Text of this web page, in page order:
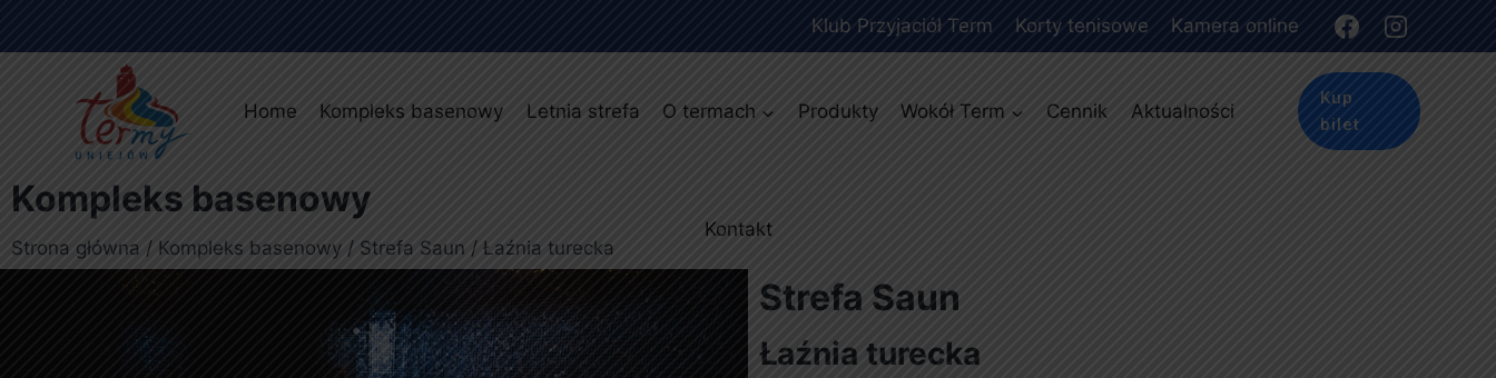
Klub Przyjaciół Term Korty tenisowe Kamera online
Home Kompleks basenowy Letnia strefa O termach Produkty Wokół Term Cennik Aktualności
Kontakt
Kup
bilet
Kompleks basenowy
Strona główna / Kompleks basenowy / Strefa Saun / Łaźnia turecka
Strefa Saun
Łaźnia turecka